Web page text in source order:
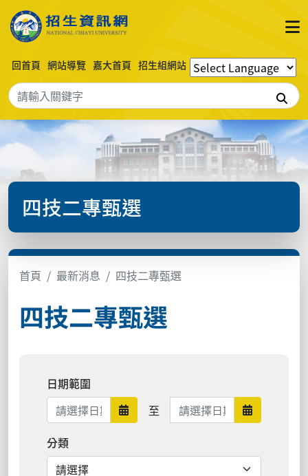
回首頁 網站導覽 嘉大首頁 招生組網站
搜尋
四技二專甄選
首頁 最新消息 四技二專甄選
四技二專甄選
日期範圍
日期範圍開始
至 日期範圍結束 日期範圍
分類